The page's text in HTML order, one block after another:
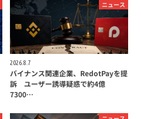
ニュース
2026.8.7
バイナンス関連企業、RedotPayを提
訴 ユーザー誘導疑惑で約4億
7300…